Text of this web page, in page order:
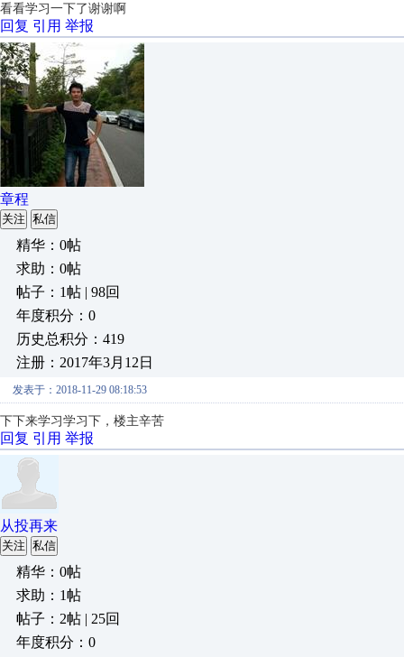
看看学习一下了谢谢啊
回复 引用 举报
章程
关注 私信
精华：0帖
求助：0帖
帖子：1帖 | 98回
年度积分：0
历史总积分：419
注册：2017年3月12日
发表于：2018-11-29 08:18:53
下下来学习学习下，楼主辛苦
回复 引用 举报
从投再来
关注 私信
精华：0帖
求助：1帖
帖子：2帖 | 25回
年度积分：0